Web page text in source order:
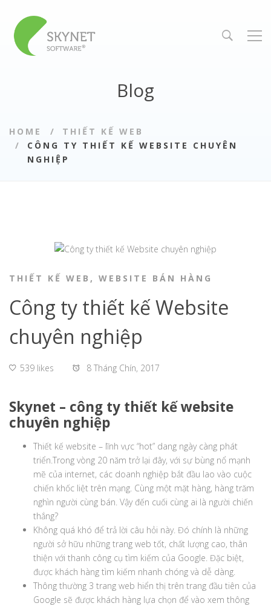
Blog
HOME
THIẾT KẾ WEB
CÔNG TY THIẾT KẾ WEBSITE CHUYÊN
NGHIỆP
THIẾT KẾ WEB , WEBSITE BÁN HÀNG
Công ty thiết kế Website
chuyên nghiệp
539 likes 8 Tháng Chín, 2017
Skynet – công ty thiết kế website
chuyên nghiệp
Thiết kế website – lĩnh vực “hot” dang ngày càng phát
triển.Trong vòng 20 năm trở lại đây, với sự bùng nổ mạnh
mẽ của internet, các doanh nghiệp bắt đầu lao vào cuộc
chiến khốc liệt trên mạng. Cùng một mặt hàng, hàng trăm
nghìn người cùng bán. Vậy đến cuối cùng ai là người chiến
thắng?
Không quá khó để trả lời câu hỏi này. Đó chính là những
người sở hữu những trang web tốt, chất lượng cao, thân
thiện với thanh công cụ tìm kiếm của Google. Đặc biệt,
được khách hàng tìm kiếm nhanh chóng và dễ dàng.
Thông thường 3 trang web hiển thị trên trang đầu tiên của
Google sẽ được khách hàng lựa chọn để vào xem thông